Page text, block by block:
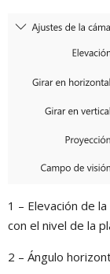
1 – Elevación de
con el nivel de la
2 – Ángulo